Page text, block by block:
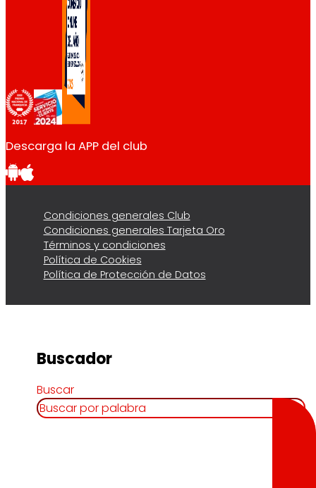
Descarga la APP del club
Condiciones generales Club
Condiciones generales Tarjeta Oro
Términos y condiciones
Política de Cookies
Política de Protección de Datos
Buscador
Buscar